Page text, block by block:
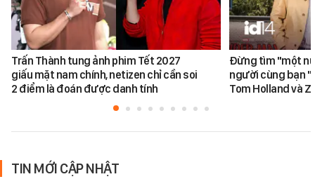
Trấn Thành tung ảnh phim Tết 2027
giấu mặt nam chính, netizen chỉ cần soi
2 điểm là đoán được danh tính
Đừng tìm "một
người cùng bạn
Tom Holland và
TIN MỚI CẬP NHẬT